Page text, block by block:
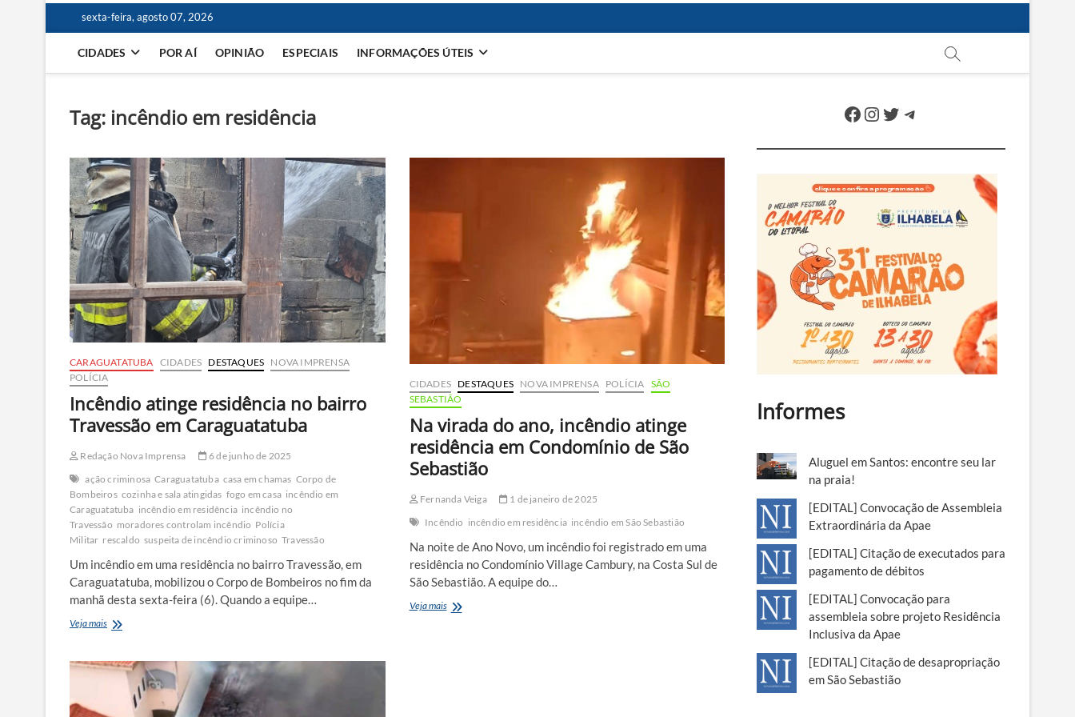
sexta-feira, agosto 07, 2026
CIDADES POR AÍ OPINIÃO ESPECIAIS INFORMAÇÕES ÚTEIS
Tag: incêndio em residência
CARAGUATATUBA CIDADES DESTAQUES NOVA IMPRENSA
POLÍCIA
Incêndio atinge residência no bairro
Travessão em Caraguatatuba
Redação Nova Imprensa
6 de junho de 2025
ação criminosa Caraguatatuba casa em chamas Corpo de
Bombeiros cozinha e sala atingidas fogo em casa incêndio em
Caraguatatuba incêndio em residência incêndio no
Travessão moradores controlam incêndio Polícia
Militar rescaldo suspeita de incêndio criminoso Travessão
Um incêndio em uma residência no bairro Travessão, em
Caraguatatuba, mobilizou o Corpo de Bombeiros no fim da
manhã desta sexta-feira (6). Quando a equipe…
Veja maisIncêndio
no
bairro
Travessão
CIDADES DESTAQUES NOVA IMPRENSA POLÍCIA SÃO
SEBASTIÃO
Na virada do ano, incêndio atinge
residência em Condomínio de São
Sebastião
Fernanda Veiga
1 de janeiro de 2025
Incêndio incêndio em residência incêndio em São Sebastião
Na noite de Ano Novo, um incêndio foi registrado em uma
residência no Condomínio Village Cambury, na Costa Sul de
São Sebastião. A equipe do…
Veja maisNa
Facebook
Instagram
Twitter
Telegram
Informes
Aluguel em Santos: encontre seu lar
na praia!
[EDITAL] Convocação de Assembleia
Extraordinária da Apae
[EDITAL] Citação de executados para
pagamento de débitos
[EDITAL] Convocação para
assembleia sobre projeto Residência
Inclusiva da Apae
[EDITAL] Citação de desapropriação
em São Sebastião